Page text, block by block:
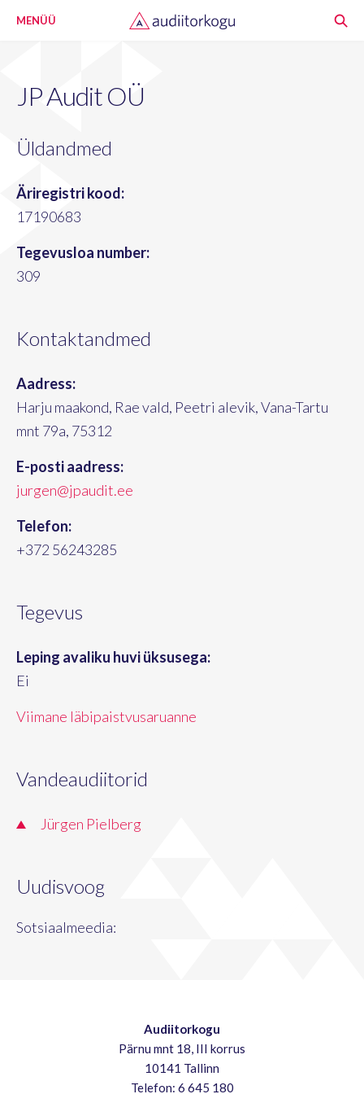
JP Audit OÜ
Üldandmed
Äriregistri kood:
17190683
Tegevusloa number:
309
Kontaktandmed
Aadress:
Harju maakond, Rae vald, Peetri alevik, Vana-Tartu
mnt 79a, 75312
E-posti aadress:
jurgen@jpaudit.ee
Telefon:
+372 56243285
Tegevus
Leping avaliku huvi üksusega:
Ei
Viimane läbipaistvusaruanne
Vandeaudiitorid
Jürgen Pielberg
Uudisvoog
Sotsiaalmeedia:
Audiitorkogu
Pärnu mnt 18, III korrus
10141 Tallinn
Telefon: 6 645 180
MENÜÜ